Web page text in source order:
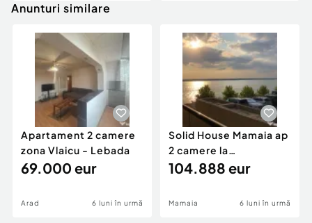
Anunturi similare
Apartament 2 camere
zona Vlaicu - Lebada
69.000 eur
Arad 6 luni în urmă
Solid House Mamaia ap
2 camere la
cheie,langa Mega
104.888 eur
Mamaia 6 luni în urmă